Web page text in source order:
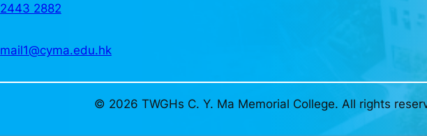
2443 2882
mail1@cyma.edu.hk
© 2026 TWGHs C. Y. Ma Memorial College. All rights